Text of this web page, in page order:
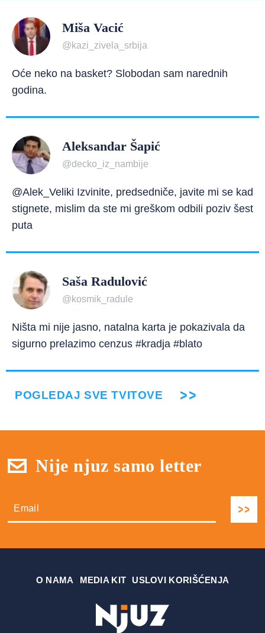
Miša Vacić
@kazi_zivela_srbija
Oće neko na basket? Slobodan sam narednih
godina.
Aleksandar Šapić
@decko_iz_nambije
@Alek_Veliki Izvinite, predsedniče, javite mi se kad
stignete, mislim da ste mi greškom odbili poziv šest
puta
Saša Radulović
@kosmik_radule
Ništa mi nije jasno, natalna karta je pokazivala da
sigurno prelazimo cenzus #kradja #blato
POGLEDAJ SVE TVITOVE
Nije njuz samo letter
О NAMA MEDIA KIT USLOVI KORIŠĆENJA